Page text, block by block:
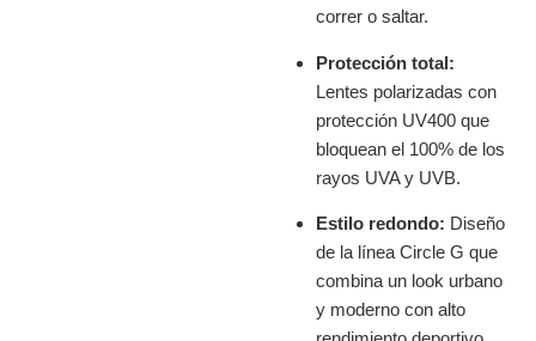
correr o saltar.
Protección total:
Lentes polarizadas con
protección UV400 que
bloquean el 100% de los
rayos UVA y UVB.
Estilo redondo: Diseño
de la línea Circle G que
combina un look urbano
y moderno con alto